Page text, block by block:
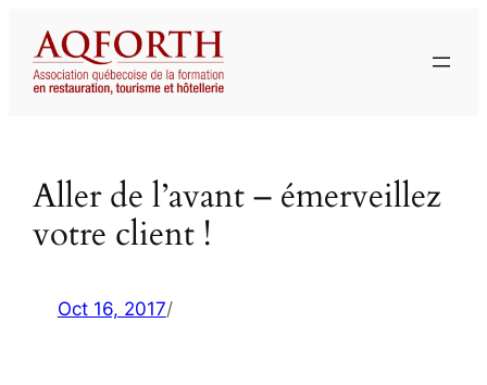
contenu
Aller de l’avant – émerveillez
votre client !
Oct 16, 2017/